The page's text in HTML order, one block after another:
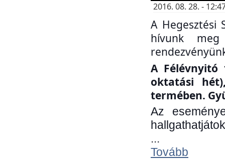
2016. 08. 28. -
A Hegesztési
hívunk
A Félévnyitó
oktatási
termében.
Az
...
Tovább